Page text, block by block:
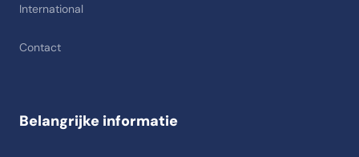
International
Contact
Belangrijke informatie